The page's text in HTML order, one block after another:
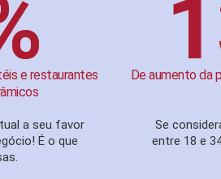
e restaurantes
a seu favor
É o que
De aumento da
Se
entre 18 e